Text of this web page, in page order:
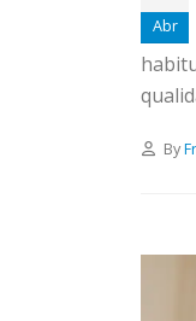
Abr
By